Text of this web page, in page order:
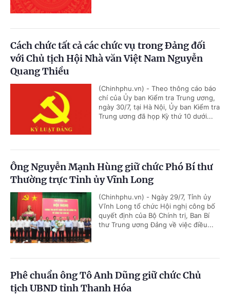
Cách chức tất cả các chức vụ trong Đảng đối
với Chủ tịch Hội Nhà văn Việt Nam Nguyễn
Quang Thiều
(Chinhphu.vn) - Theo thông cáo báo
chí của Ủy ban Kiểm tra Trung ương,
ngày 30/7, tại Hà Nội, Ủy ban Kiểm tra
Trung ương đã họp Kỳ thứ 10 dưới...
Ông Nguyễn Mạnh Hùng giữ chức Phó Bí thư
Thường trực Tỉnh ủy Vĩnh Long
(Chinhphu.vn) - Ngày 29/7, Tỉnh ủy
Vĩnh Long tổ chức Hội nghị công bố
quyết định của Bộ Chính trị, Ban Bí
thư Trung ương Đảng về việc điều...
Phê chuẩn ông Tô Anh Dũng giữ chức Chủ
tịch UBND tỉnh Thanh Hóa